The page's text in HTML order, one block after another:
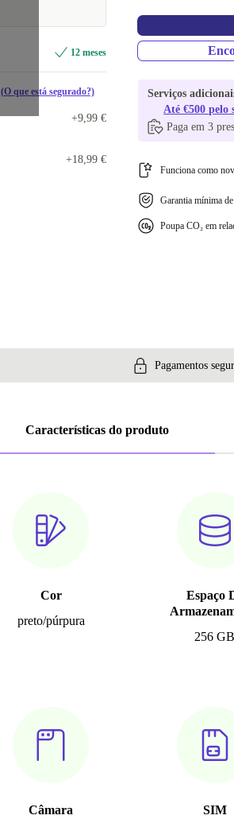
12 meses
(O que está segurado?)
+9,99 €
+18,99 €
Serviços
Até €500 pelo
Paga em 3
Funciona como
Garantia mínima
Poupa CO₂ em
Pagamentos
Características do produto
Cor
preto/púrpura
Espaço
256 GB
Câmara
SIM